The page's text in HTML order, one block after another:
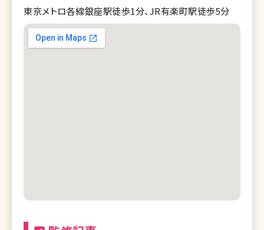
東京メトロ各線銀座駅徒歩1分、JR有楽町駅徒歩5分